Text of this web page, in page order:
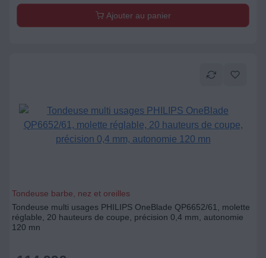
Ajouter au panier
Tondeuse barbe, nez et oreilles
Tondeuse multi usages PHILIPS OneBlade QP6652/61, molette
réglable, 20 hauteurs de coupe, précision 0,4 mm, autonomie
120 mn